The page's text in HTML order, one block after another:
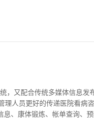
，又配合传统多媒体信息发
理人员更好的传递医院看病
、康体锻炼、帐单查询、